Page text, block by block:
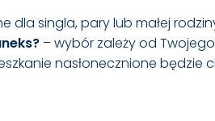
dla singla, pary lub małej
– wybór zależy od
nasłonecznione będzie